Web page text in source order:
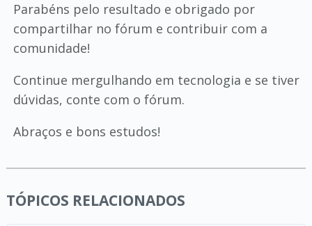
Parabéns pelo resultado e obrigado por
compartilhar no fórum e contribuir com a
comunidade!
Continue mergulhando em tecnologia e se tiver
dúvidas, conte com o fórum.
Abraços e bons estudos!
TÓPICOS RELACIONADOS